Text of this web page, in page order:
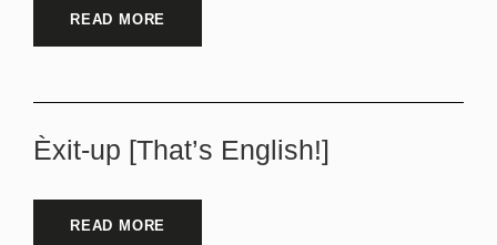
READ MORE
Èxit-up [That’s English!]
READ MORE